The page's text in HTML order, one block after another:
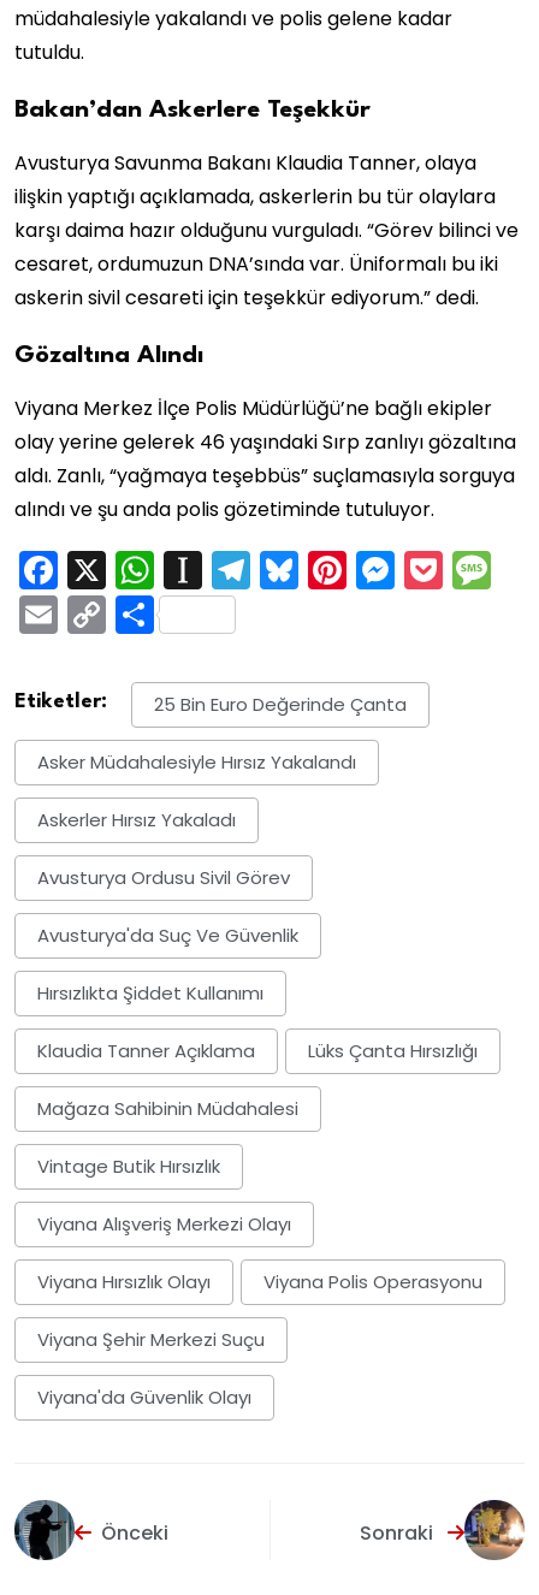
müdahalesiyle yakalandı ve polis gelene kadar
tutuldu.
Bakan’dan Askerlere Teşekkür
Avusturya Savunma Bakanı Klaudia Tanner, olaya
ilişkin yaptığı açıklamada, askerlerin bu tür olaylara
karşı daima hazır olduğunu vurguladı. “Görev bilinci ve
cesaret, ordumuzun DNA’sında var. Üniformalı bu iki
askerin sivil cesareti için teşekkür ediyorum.” dedi.
Gözaltına Alındı
Viyana Merkez İlçe Polis Müdürlüğü’ne bağlı ekipler
olay yerine gelerek 46 yaşındaki Sırp zanlıyı gözaltına
aldı. Zanlı, “yağmaya teşebbüs” suçlamasıyla sorguya
alındı ve şu anda polis gözetiminde tutuluyor.
Facebook
X WhatsApp
Instapaper
Telegram
Bluesky
Pinterest
EmailCopy
Link
Share
Etiketler: 25 Bin Euro Değerinde Çanta
Asker Müdahalesiyle Hırsız Yakalandı
Askerler Hırsız Yakaladı
Avusturya Ordusu Sivil Görev
Avusturya'da Suç Ve Güvenlik
Hırsızlıkta Şiddet Kullanımı
Klaudia Tanner Açıklama Lüks Çanta Hırsızlığı
Mağaza Sahibinin Müdahalesi
Vintage Butik Hırsızlık
Viyana Alışveriş Merkezi Olayı
Viyana Hırsızlık Olayı Viyana Polis Operasyonu
Viyana Şehir Merkezi Suçu
Viyana'da Güvenlik Olayı
Önceki Sonraki